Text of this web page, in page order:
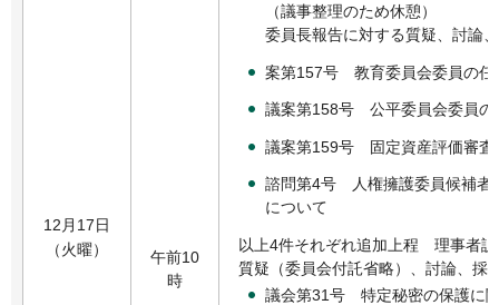
12月17日
（火曜）
午前10
時
（議事整理のため休憩）
委員長報告に対する質疑、討論
案第157号 教育委員会委員の任
議案第158号 公平委員会委員の
議案第159号 固定資産評価審査
諮問第4号 人権擁護委員候補者
について
以上4件それぞれ追加上程 理事者
質疑（委員会付託省略）、討論、採
議会第31号 特定秘密の保護に